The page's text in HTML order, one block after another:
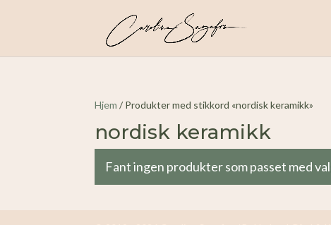
Hjem / Produkter med stikkord «nordisk keramikk»
nordisk keramikk
Fant ingen produkter som passet med